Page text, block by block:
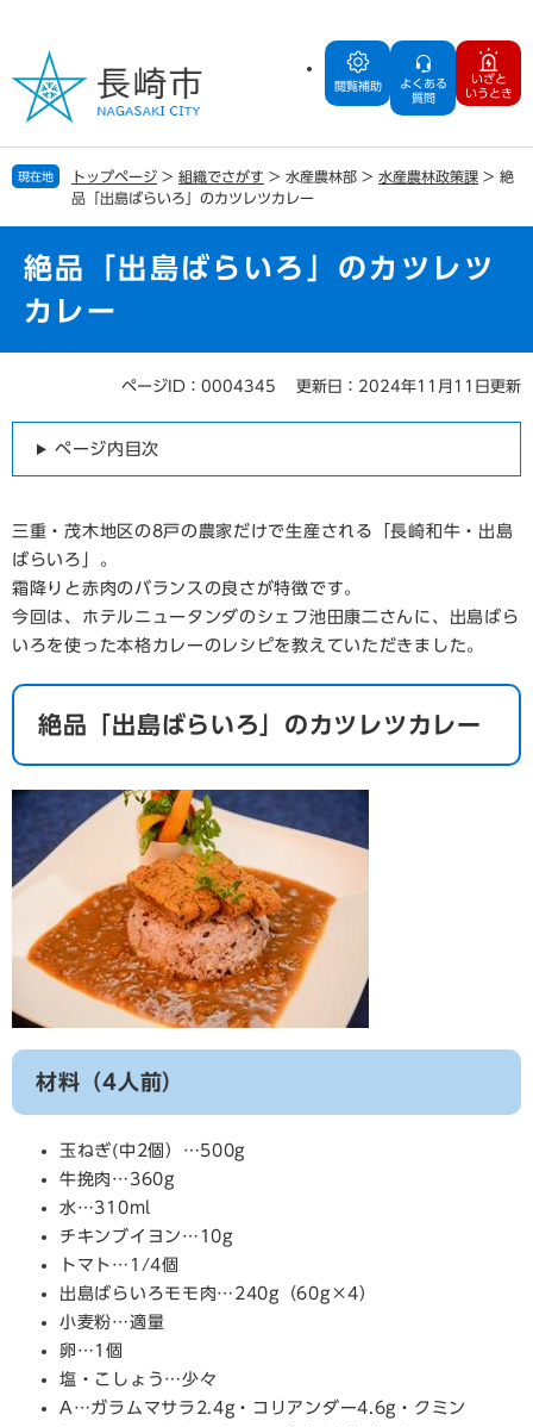
の
で
す
ー
ば
し
閲覧補助
よくある
質問
いざと
いうとき
現在地 トップページ > 組織でさがす > 水産農林部 > 水産農林政策課 > 絶
品「出島ばらいろ」のカツレツカレー
絶品「出島ばらいろ」のカツレツ
カレー
ページID：0004345 更新日：2024年11月11日更新
ページ内目次
三重・茂木地区の8戸の農家だけで生産される「長崎和牛・出島
ばらいろ」。
霜降りと赤肉のバランスの良さが特徴です。
今回は、ホテルニュータンダのシェフ池田康二さんに、出島ばら
いろを使った本格カレーのレシピを教えていただきました。
絶品「出島ばらいろ」のカツレツカレー
材料（4人前）
玉ねぎ(中2個）…500g
牛挽肉…360g
水…310ml
チキンブイヨン…10g
トマト…1/4個
出島ばらいろモモ肉…240g（60g×4）
小麦粉…適量
卵…1個
塩・こしょう…少々
A…ガラムマサラ2.4g・コリアンダー4.6g・クミン